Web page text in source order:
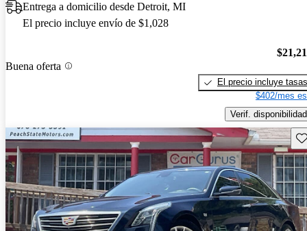
Entrega a domicilio desde Detroit, MI
El precio incluye envío de $1,028
Buena oferta
El precio incluye tasas
$402/mes
Verif. disponibilidad